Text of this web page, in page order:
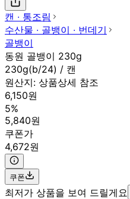
캔 ∙ 통조림
수산물 ∙ 골뱅이 ∙ 번데기
골뱅이
동원 골뱅이 230g
230g(b/24) / 캔
원산지: 상품상세 참조
6,150원
5%
5,840원
쿠폰가
4,672원
쿠폰
최저가 상품을 보여 드릴게요